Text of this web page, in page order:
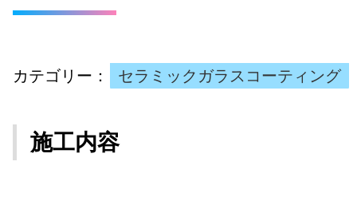
カテゴリー： セラミックガラスコーティング
施工内容